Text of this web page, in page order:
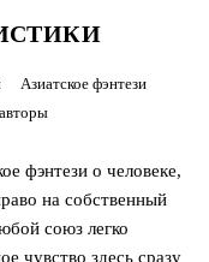
Азиатское фэнтези
фэнтези о человеке,
на собственный
союз легко
чувство здесь сразу